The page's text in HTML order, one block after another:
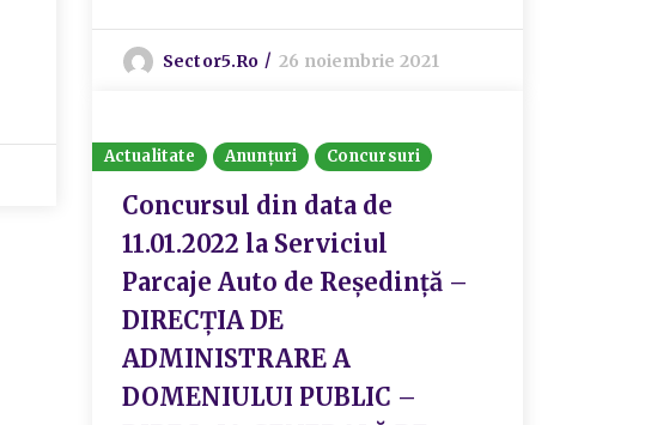
Sector5.ro 26 noiembrie 2021
Actualitate Anunțuri Concursuri
Concursul din data de
11.01.2022 la Serviciul
Parcaje Auto de Reședință –
DIRECȚIA DE
ADMINISTRARE A
DOMENIULUI PUBLIC –